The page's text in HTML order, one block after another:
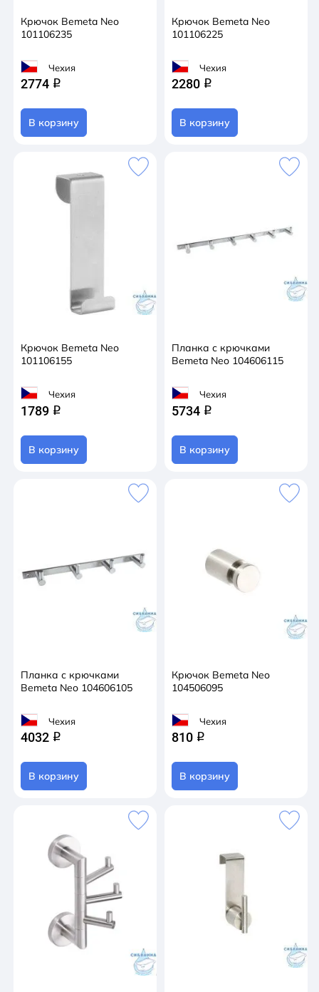
Крючок Bemeta Neo
101106235
Чехия
2774 q
В корзину
Крючок Bemeta Neo
101106225
Чехия
2280 q
В корзину
Крючок Bemeta Neo
101106155
Чехия
1789 q
В корзину
Планка с крючками
Bemeta Neo 104606115
Чехия
5734 q
В корзину
Планка с крючками
Bemeta Neo 104606105
Чехия
4032 q
В корзину
Крючок Bemeta Neo
104506095
Чехия
810 q
В корзину